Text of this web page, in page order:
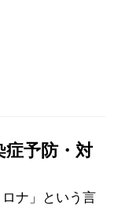
症予防・対
ナ」という言